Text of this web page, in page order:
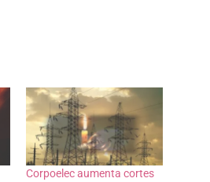
Corpoelec aumenta cortes